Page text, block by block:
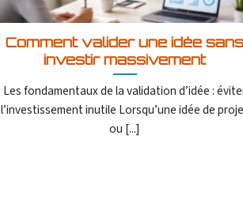
Comment valider une idée sans
investir massivement
Les fondamentaux de la validation d’idée :
l’investissement inutile Lorsqu’une idée de
ou [...]